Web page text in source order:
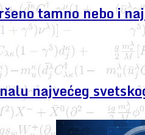
tamno nebo i
najvećeg